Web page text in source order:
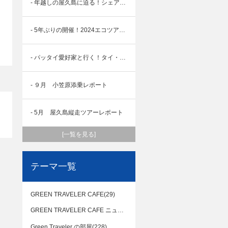
- 年越しの屋久島に迫る！シェア旅4日間同行レポート
- 5年ぶりの開催！2024エコツアーデスク同窓会まとめ
- パッタイ愛好家と行く！タイ・コムローイ祭りツアー7日間
- ９月 小笠原添乗レポート
- 5月 屋久島縦走ツアーレポート
[一覧を見る]
テーマ一覧
GREEN TRAVELER CAFE(29)
GREEN TRAVELER CAFE ニュージーランド(12)